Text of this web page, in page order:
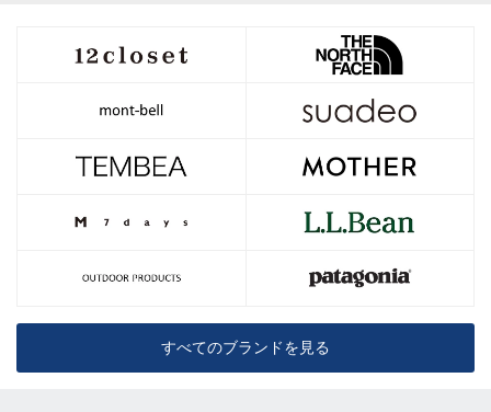
すべてのブランドを見る